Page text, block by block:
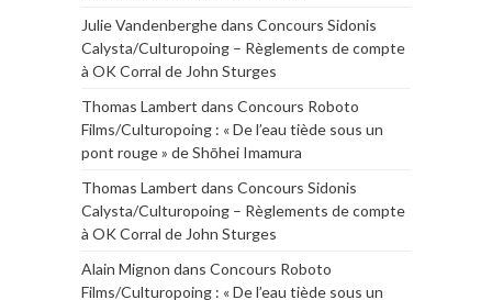
Julie Vandenberghedans Concours Sidonis
Calysta/Culturopoing – Règlements de compte
à OK Corral de John Sturges
Thomas Lambert dans Concours Roboto
Films/Culturopoing : « De l’eau tiède sous un
pont rouge » de Shōhei Imamura
Thomas Lambert dans Concours Sidonis
Calysta/Culturopoing – Règlements de compte
à OK Corral de John Sturges
Alain Mignon dans Concours Roboto
Films/Culturopoing : « De l’eau tiède sous un